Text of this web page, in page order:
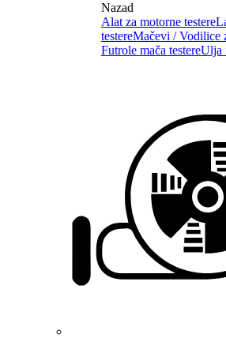
Nazad
Alat za motorne testere
testereMačevi / Vodilice
Futrole mača testereUlja